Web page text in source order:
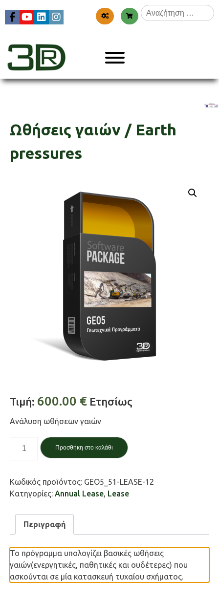
Αναζήτηση
για:
3dr
Ωθήσεις γαιών / Earth
pressures
Τιμή: 600.00 € Ετησίως
Ανάλυση ωθήσεων γαιών
Earth
pressures
Προσθήκη στο καλάθι
Κωδικός προϊόντος: GEO5_51-LEASE-12
Κατηγορίες: Annual Lease, Lease
Περιγραφή
Το πρόγραμμα υπολογίζει βασικές ωθήσεις
γαιών(ενεργητικές, παθητικές και ουδέτερες) που
ασκούνται σε μία κατασκευή τυχαίου σχήματος.